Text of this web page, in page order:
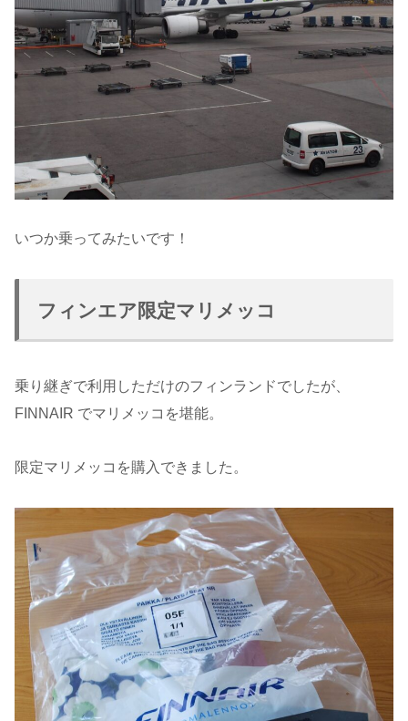
いつか乗ってみたいです！
フィンエア限定マリメッコ
乗り継ぎで利用しただけのフィンランドでしたが、
FINNAIR でマリメッコを堪能。
限定マリメッコを購入できました。